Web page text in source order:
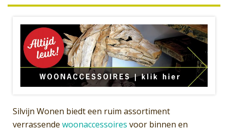
Silvijn Wonen biedt een ruim assortiment
verrassende woonaccessoires voor binnen en